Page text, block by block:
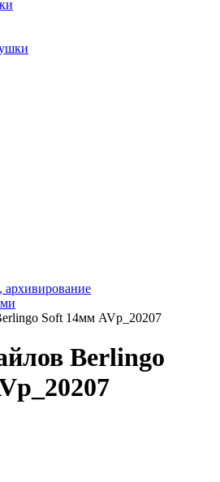
архивирование
Soft 14мм AVp_20207
Berlingo